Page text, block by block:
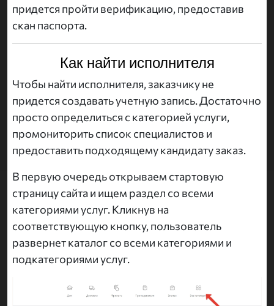
придется пройти верификацию, предоставив
скан паспорта.
Как найти исполнителя
Чтобы найти исполнителя, заказчику не
придется создавать учетную запись. Достаточно
просто определиться с категорией услуги,
промониторить список специалистов и
предоставить подходящему кандидату заказ.
В первую очередь открываем стартовую
страницу сайта и ищем раздел со всеми
категориями услуг. Кликнув на
соответствующую кнопку, пользователь
развернет каталог со всеми категориями и
подкатегориями услуг.